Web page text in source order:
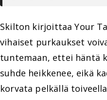
Skilton kirjoittaa Your
vihaiset purkaukset
tuntemaan, ettei häntä
suhde heikkenee, eikä
korvata pelkällä